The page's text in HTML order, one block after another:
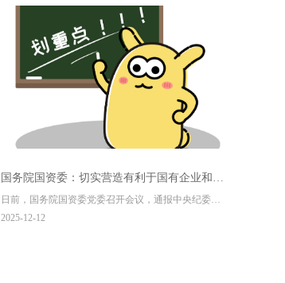
次发布LPR之前有效。
来源：中国人民银行
国务院国资委：切实营造有利于国有企业和国
有资本做强做优做大的良好政治生态
日前，国务院国资委党委召开会议，通报中央纪委国
家监委对国务院国资委原副部长级干部潘良涉嫌严重
2025-12-12